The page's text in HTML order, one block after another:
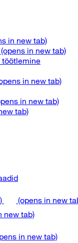
in new tab)
(opens in new tab)
töötlemine
in new tab)
in new tab)
tab)
(opens in new
new tab)
in new tab)